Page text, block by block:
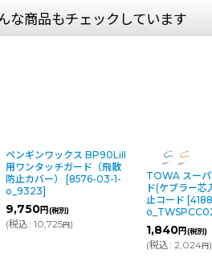
な商品もチェックしています
ペンギンワックス BP90LiII
用ワンタッチガード（飛散
防止カバー）
[8576-03-1-
o_9323]
9,750円(税別)
(税込: 10,725円)
TOWA スー
ド(ケブラー芯
止コード [
1,840円(税別)
(税込: 2,024円)